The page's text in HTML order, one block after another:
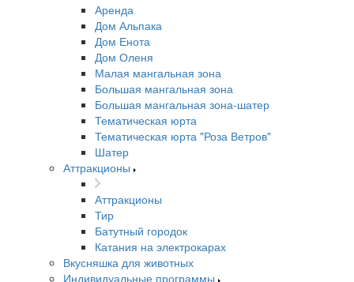
Аренда
Дом Альпака
Дом Енота
Дом Оленя
Малая мангальная зона
Большая мангальная зона
Большая мангальная зона-шатер
Тематическая юрта
Тематическая юрта "Роза Ветров"
Шатер
Аттракционы
Аттракционы
Тир
Батутный городок
Катания на электрокарах
Вкусняшка для животных
Индивидуальные программы